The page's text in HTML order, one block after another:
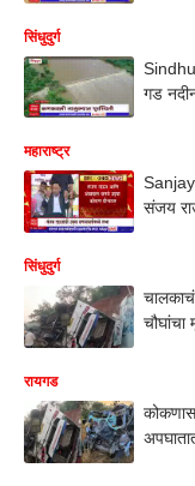
सिंधुदुर्ग
गड
महाराष्ट्र
Sanjay
संजय
सिंधुदुर्ग
रायगड